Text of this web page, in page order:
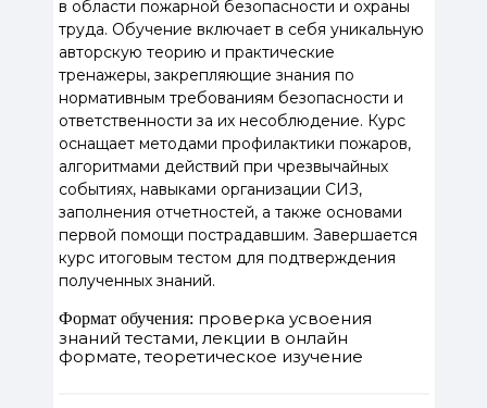
в области пожарной безопасности и охраны
труда. Обучение включает в себя уникальную
авторскую теорию и практические
тренажеры, закрепляющие знания по
нормативным требованиям безопасности и
ответственности за их несоблюдение. Курс
оснащает методами профилактики пожаров,
алгоритмами действий при чрезвычайных
событиях, навыками организации СИЗ,
заполнения отчетностей, а также основами
первой помощи пострадавшим. Завершается
курс итоговым тестом для подтверждения
полученных знаний.
Формат обучения: проверка усвоения
знаний тестами, лекции в онлайн
формате, теоретическое изучение